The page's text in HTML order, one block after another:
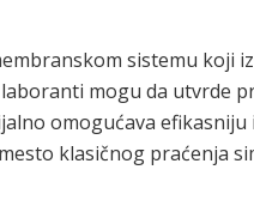
sistemu koji
mogu da utvrde
omogućava
klasičnog praćenja